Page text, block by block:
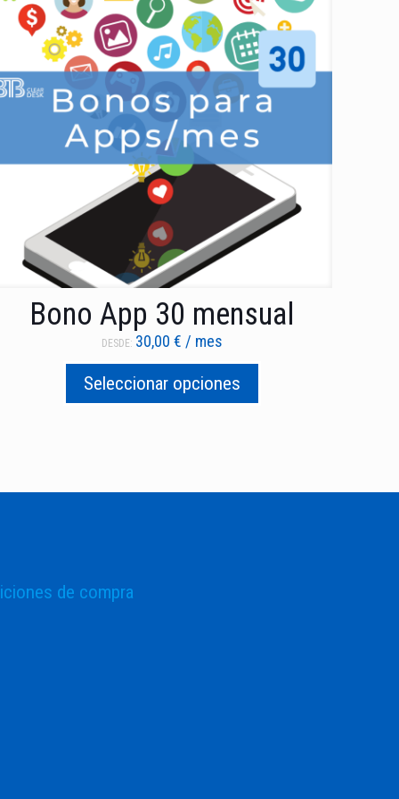
Bono App 30 mensual
DESDE: 30,00 € / mes
Seleccionar opciones
de compra